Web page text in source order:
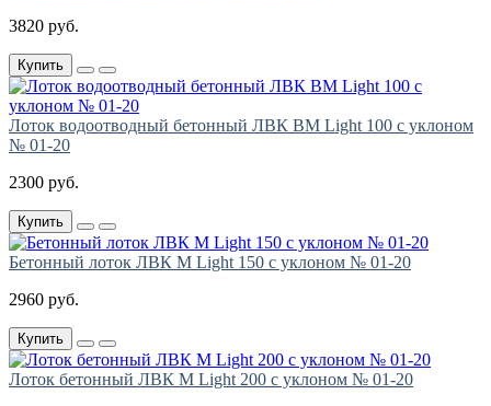
3820 руб.
Купить
Лоток водоотводный бетонный ЛВК ВМ Light 100 с уклоном
№ 01-20
2300 руб.
Купить
Бетонный лоток ЛВК М Light 150 с уклоном № 01-20
2960 руб.
Купить
Лоток бетонный ЛВК М Light 200 с уклоном № 01-20